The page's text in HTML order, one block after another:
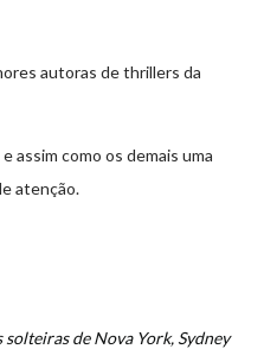
autoras de thrillers da
assim como os demais uma
atenção.
de Nova York, Sydney